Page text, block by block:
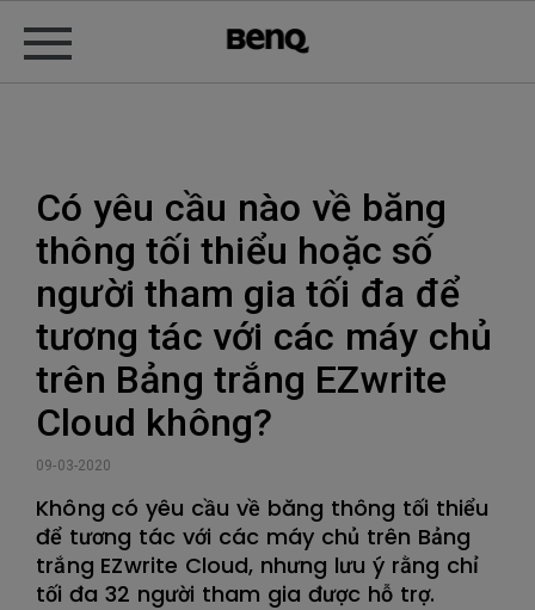
Có yêu cầu nào về băng
thông tối thiểu hoặc số
người tham gia tối đa để
tương tác với các máy chủ
trên Bảng trắng EZwrite
Cloud không?
09-03-2020
Không có yêu cầu về băng thông tối thiểu
để tương tác với các máy chủ trên Bảng
trắng EZwrite Cloud, nhưng lưu ý rằng chỉ
tối đa 32 người tham gia được hỗ trợ.